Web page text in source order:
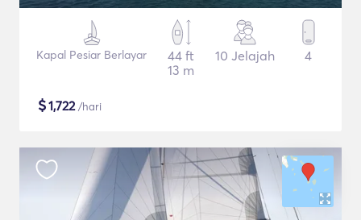
Kapal Pesiar Berlayar
44 ft
13 m
10 Jelajah 4
$1,722/hari